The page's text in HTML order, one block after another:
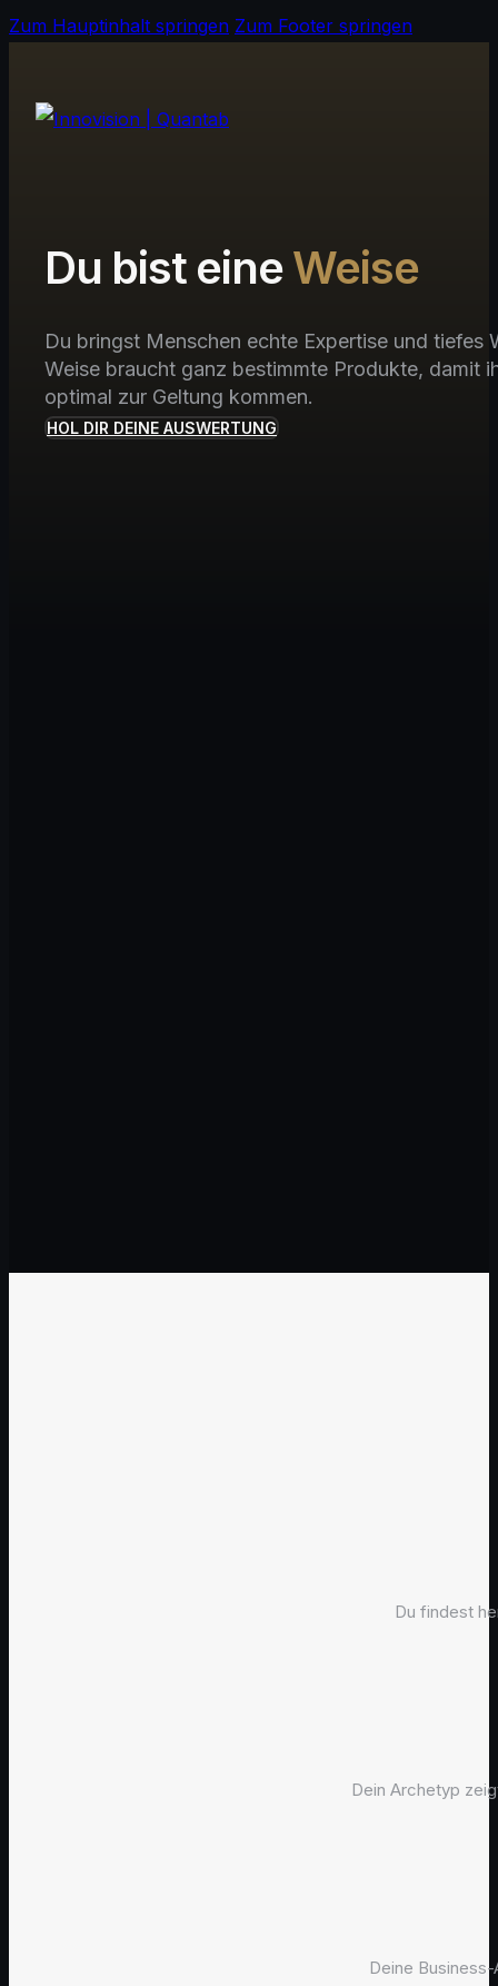
Zum Hauptinhalt springen Zum Footer springen
Du bist eineWeise
Du bringst Menschen echte Expertise und tiefes
Weise braucht ganz bestimmte Produkte, damit
optimal zur Geltung kommen.
HOL DIR DEINE AUSWERTUNG
Du findest
Dein Archetyp
Deine